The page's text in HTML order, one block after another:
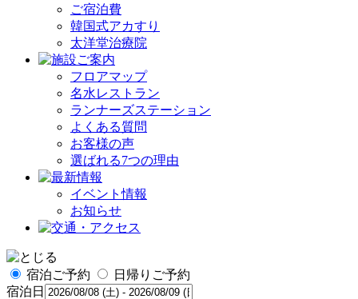
ご宿泊費
韓国式アカすり
太洋堂治療院
フロアマップ
名水レストラン
ランナーズステーション
よくある質問
お客様の声
選ばれる7つの理由
イベント情報
お知らせ
宿泊ご予約
日帰りご予約
宿泊日